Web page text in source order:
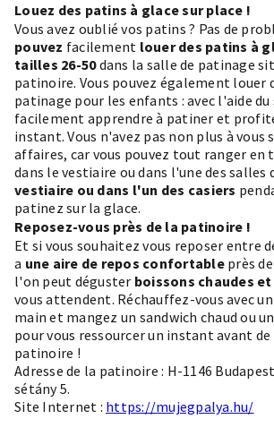
Louez des patins à glace sur place !
Vous avez oublié vos patins ? Pas de
pouvez facilement louer des patins à
tailles 26-50dans la salle de patinage
patinoire. Vous pouvez également louer
patinage pour les enfants : avec l'aide
facilement apprendre à patiner et
instant. Vous n'avez pas non plus à vous
affaires, car vous pouvez tout ranger en
dans le vestiaire ou dans l'une des salles
vestiaire ou dans l'un des casiers
patinez sur la glace.
Reposez-vous près de la patinoire !
Et si vous souhaitez vous reposer entre
a une aire de repos confortableprès
l'on peut déguster boissons chaudes
vous attendent. Réchauffez-vous avec
main et mangez un sandwich chaud ou
pour vous ressourcer un instant avant
patinoire !
Adresse de la patinoire : H-1146
sétány 5.
Site Internet : https://mujegpalya.hu/